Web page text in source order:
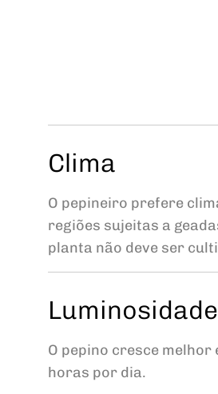
Clima
O pepineiro prefere
regiões sujeitas a
planta não deve ser
Luminosidade
O pepino cresce
horas por dia.